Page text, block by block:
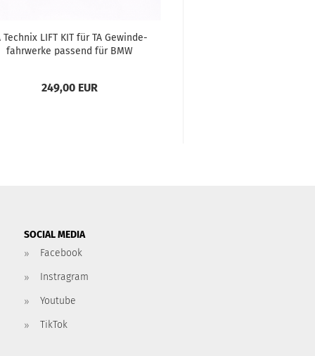
Tech­nix LIFT KIT für TA Ge­win­de­
fahr­wer­ke pas­send für BMW
249,00 EUR
SOCIAL MEDIA
Facebook
Instragram
Youtube
TikTok